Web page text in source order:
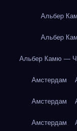
Альбер
Альбер
Альбер Камю —
Амстердам
Амстердам
Амстердам